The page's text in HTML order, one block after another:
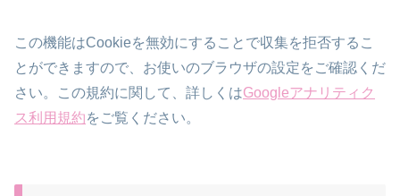
この機能はCookieを無効にすることで収集を拒否するこ
とができますので、お使いのブラウザの設定をご確認くだ
さい。この規約に関して、詳しくはGoogleアナリティク
ス利用規約をご覧ください。